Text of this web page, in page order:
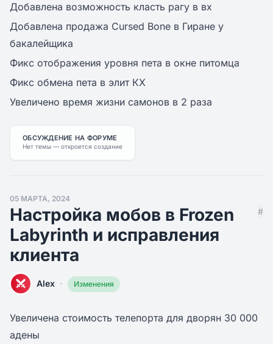
Добавлена возможность класть рагу в вх
Добавлена продажа Cursed Bone в Гиране у
бакалейщика
Фикс отображения уровня пета в окне питомца
Фикс обмена пета в элит КХ
Увеличено время жизни самонов в 2 раза
ОБСУЖДЕНИЕ НА ФОРУМЕ
Нет темы — откроется создание
05 МАРТА, 2024
Настройка мобов в Frozen
Labyrinth и исправления
клиента
#
Alex · Изменения
Увеличена стоимость телепорта для дворян 30 000
адены